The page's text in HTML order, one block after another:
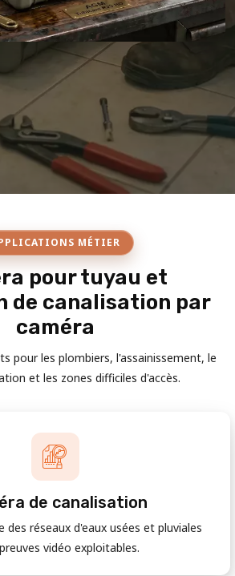
MÉTIER
pour tuyau et
de canalisation par
caméra
pour les plombiers, l'assainissement, le
et les zones difficiles d'accès.
de canalisation
des réseaux d'eaux usées et pluviales
vidéo exploitables.